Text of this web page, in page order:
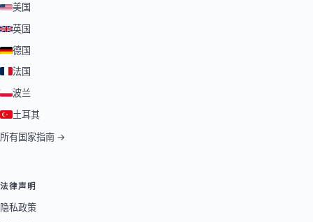
美国
英国
德国
法国
波兰
土耳其
所有国家指南 →
法律声明
隐私政策